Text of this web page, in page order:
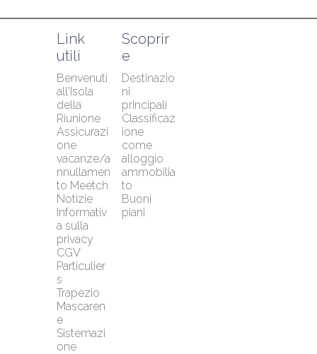
Link
utili
Benvenuti
all'Isola
della
Riunione
Assicurazi
one
vacanze/a
nnullamen
to Meetch
Notizie
Informativ
a sulla
privacy
CGV
Particulier
s
Trapezio
Mascaren
e
Sistemazi
one
Scoprir
e
Destinazio
ni
principali
Classificaz
ione
come
alloggio
ammobilia
to
Buoni
piani